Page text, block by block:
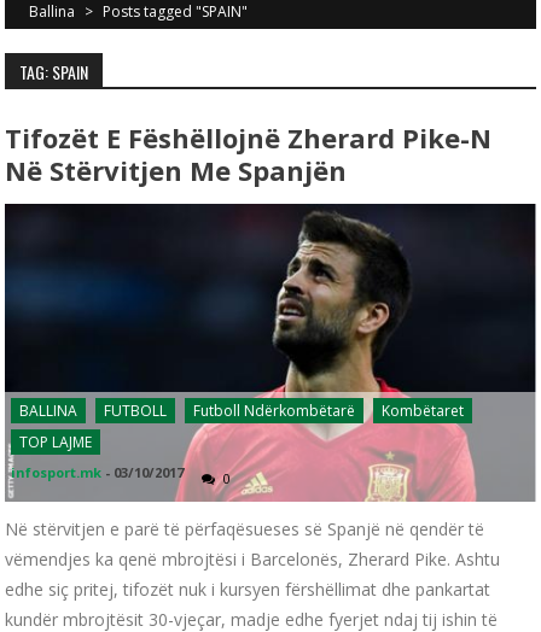
Ballina > Posts tagged "SPAIN"
TAG: SPAIN
Tifozët E Fëshëllojnë Zherard Pike-N
Në Stërvitjen Me Spanjën
BALLINA FUTBOLL Futboll Ndërkombëtarë
Kombëtaret
TOP LAJME
infosport.mk - 03/10/2017 0
Në stërvitjen e parë të përfaqësueses së Spanjë në qendër të
vëmendjes ka qenë mbrojtësi i Barcelonës, Zherard Pike. Ashtu
edhe siç pritej, tifozët nuk i kursyen fërshëllimat dhe pankartat
kundër mbrojtësit 30-vjeçar, madje edhe fyerjet ndaj tij ishin të